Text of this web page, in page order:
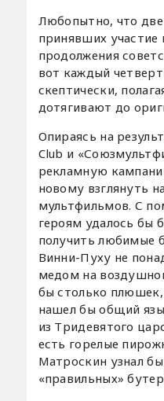
Любопытно, что две
принявших
продолжения
вот каждый
скептически,
дотягивают до
Опираясь на
Club и
рекламную
новому взглянуть
мультфильмов. С
героям удалось бы
получить любимые
Винни-Пуху не
медом на
бы столько плюшек,
нашел бы общий
из Тридевятого
есть горелые
Матроскин узнал
«правильных»